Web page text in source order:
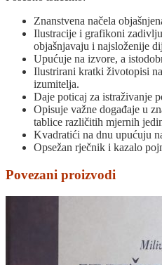
Znanstvena načela
Ilustracije i grafikoni
objašnjavaju i najsloženije
Upućuje na izvore, a
Ilustrirani kratki životopisi
izumitelja.
Daje poticaj za istraživanje
Opisuje važne događaje u
tablice različitih mjernih
Kvadratići na dnu upućuju
Opsežan rječnik i kazalo
Povezani proizvodi